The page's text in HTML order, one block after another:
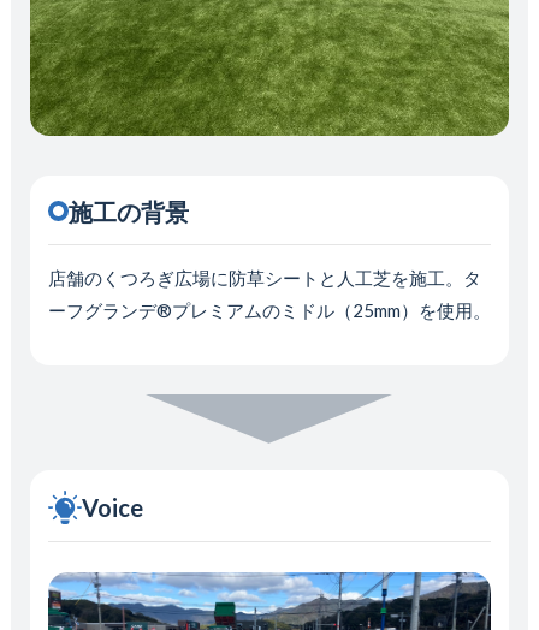
施工の背景
店舗のくつろぎ広場に防草シートと人工芝を施工。タ
ーフグランデ®プレミアムのミドル（25mm）を使用。
Voice